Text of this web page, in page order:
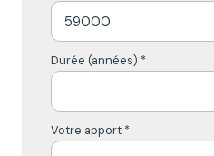
Durée (années) *
Votre apport *